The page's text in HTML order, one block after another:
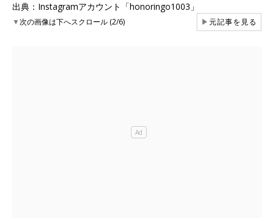
出典：Instagramアカウント「honoringo1003」
▼次の画像は下へスクロール (2/6) ▶元記事を見る